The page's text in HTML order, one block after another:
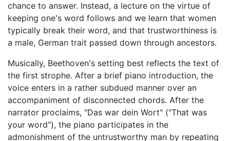
chance to answer. Instead, a lecture on the virtue of
keeping one's word follows and we learn that women
typically break their word, and that trustworthiness is
a male, German trait passed down through ancestors.
Musically, Beethoven's setting best reflects the text of
the first strophe. After a brief piano introduction, the
voice enters in a rather subdued manner over an
accompaniment of disconnected chords. After the
narrator proclaims, "Das war dein Wort" ("That was
your word"), the piano participates in the
admonishment of the untrustworthy man by repeating